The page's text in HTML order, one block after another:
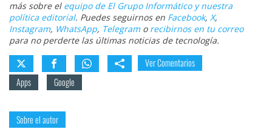
más sobre el equipo de El Grupo Informático y nuestra
política editorial. Puedes seguirnos en Facebook, X,
Instagram, WhatsApp, Telegramo recibirnos en tu correo
para no perderte las últimas noticias de tecnología.
Ver Comentarios
Apps
Google
Sobre el autor